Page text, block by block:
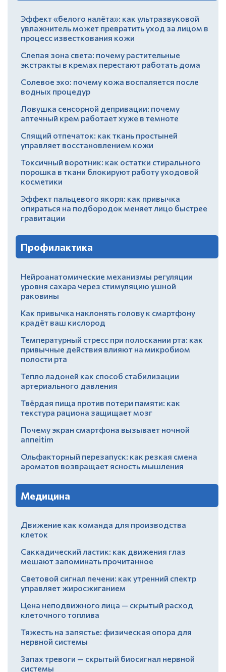
Эффект «белого налёта»: как ультразвуковой
увлажнитель может превратить уход за лицом в
процесс известкования кожи
Слепая зона света: почему растительные
экстракты в кремах перестают работать дома
Солевое эхо: почему кожа воспаляется после
водных процедур
Ловушка сенсорной депривации: почему
аптечный крем работает хуже в темноте
Спящий отпечаток: как ткань простыней
управляет восстановлением кожи
Токсичный воротник: как остатки стирального
порошка в ткани блокируют работу уходовой
косметики
Эффект пальцевого якоря: как привычка
опираться на подбородок меняет лицо быстрее
гравитации
Профилактика
Нейроанатомические механизмы регуляции
уровня сахара через стимуляцию ушной
раковины
Как привычка наклонять голову к смартфону
крадёт ваш кислород
Температурный стресс при полоскании рта: как
привычные действия влияют на микробиом
полости рта
Тепло ладоней как способ стабилизации
артериального давления
Твёрдая пища против потери памяти: как
текстура рациона защищает мозг
Почему экран смартфона вызывает ночной
аппеitim
Ольфакторный перезапуск: как резкая смена
ароматов возвращает ясность мышления
Медицина
Движение как команда для производства
клеток
Саккадический ластик: как движения глаз
мешают запоминать прочитанное
Световой сигнал печени: как утренний спектр
управляет жиросжиганием
Цена неподвижного лица — скрытый расход
клеточного топлива
Тяжесть на запястье: физическая опора для
нервной системы
Запах тревоги — скрытый биосигнал нервной
системы